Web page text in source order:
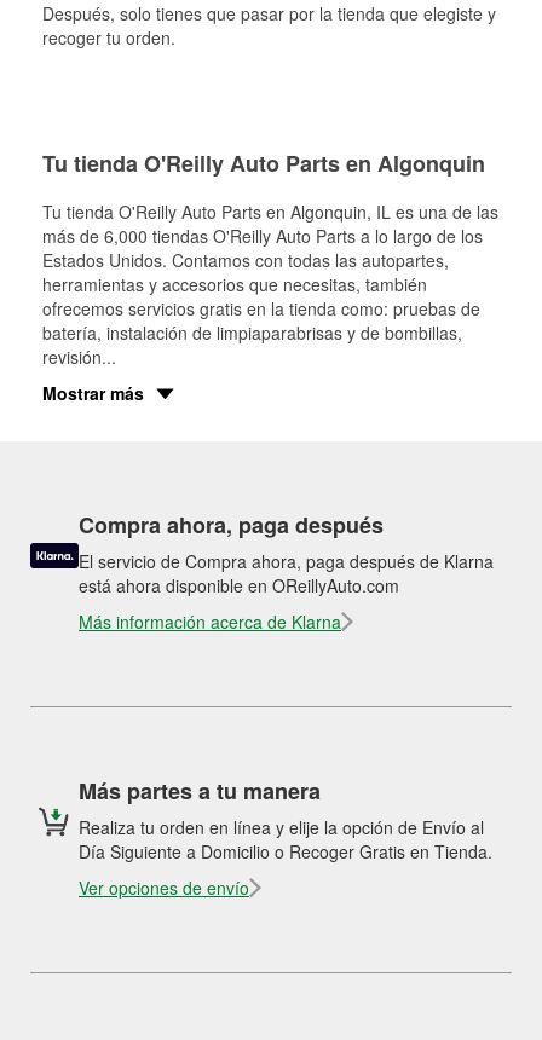
Después, solo tienes que pasar por la tienda que elegiste y
recoger tu orden.
Tu tienda O'Reilly Auto Parts en Algonquin
Tu tienda O'Reilly Auto Parts en Algonquin, IL es una de las
más de 6,000 tiendas O'Reilly Auto Parts a lo largo de los
Estados Unidos. Contamos con todas las autopartes,
herramientas y accesorios que necesitas, también
ofrecemos servicios gratis en la tienda como: pruebas de
batería, instalación de limpiaparabrisas y de bombillas,
revisión...
Mostrar más
Compra ahora, paga después
El servicio de Compra ahora, paga después de Klarna
está ahora disponible en OReillyAuto.com
Más información acerca de Klarna
Más partes a tu manera
Realiza tu orden en línea y elije la opción de Envío al
Día Siguiente a Domicilio o Recoger Gratis en Tienda.
Ver opciones de envío